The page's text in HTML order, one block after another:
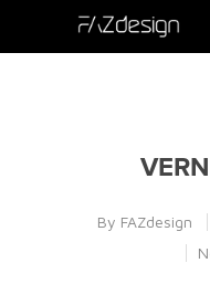
By FAZdesign